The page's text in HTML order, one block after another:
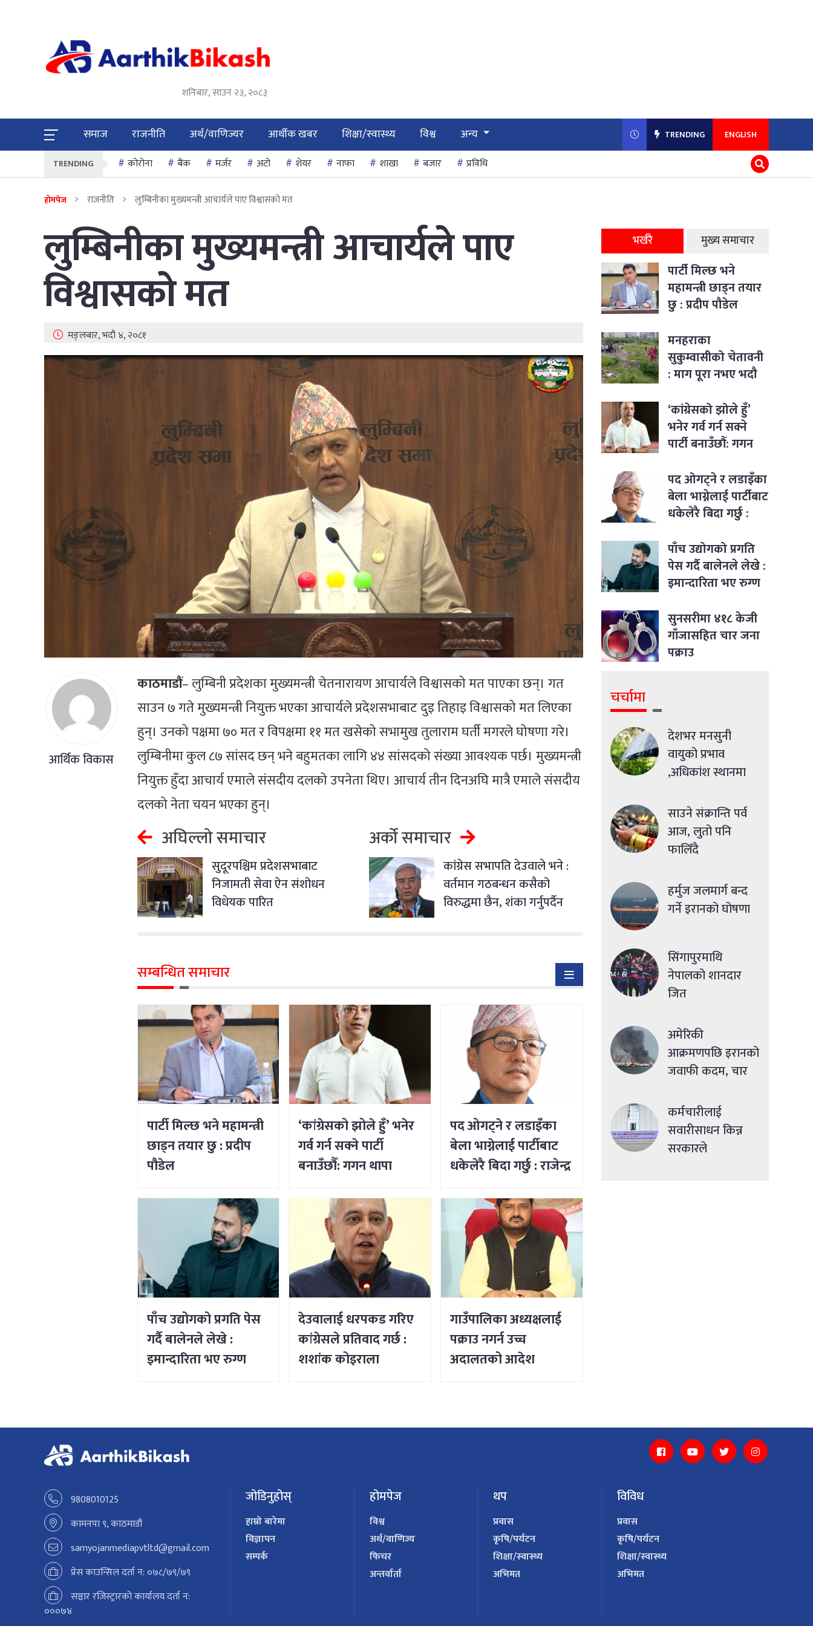
शनिबार, साउन २३, २०८३
समाज राजनीति अर्थ/वाणिज्यर आर्थीक खबर शिक्षा/स्वास्थ्य विश्व अन्य TRENDING ENGLISH
TRENDING कोरोना बैंक मर्जर अटो शेयर नाफा शाखा बजार प्रविधि
होमपेज राजनीति लुम्बिनीका मुख्यमन्त्री आचार्यले पाए विश्वासको मत
लुम्बिनीका मुख्यमन्त्री आचार्यले पाए
विश्वासको मत
मङ्लबार, भदौ ४, २०८१
आर्थिक विकास
काठमाडौं– लुम्बिनी प्रदेशका मुख्यमन्त्री चेतनारायण आचार्यले विश्वासको मत पाएका छन्। गत
साउन ७ गते मुख्यमन्त्री नियुक्त भएका आचार्यले प्रदेशसभाबाट दुइ तिहाइ विश्वासको मत लिएका
हुन्। उनको पक्षमा ७० मत र विपक्षमा ११ मत खसेको सभामुख तुलाराम घर्ती मगरले घोषणा गरे।
लुम्बिनीमा कुल ८७ सांसद छन् भने बहुमतका लागि ४४ सांसदको संख्या आवश्यक पर्छ। मुख्यमन्त्री
नियुक्त हुँदा आचार्य एमाले संसदीय दलको उपनेता थिए। आचार्य तीन दिनअघि मात्रै एमाले संसदीय
दलको नेता चयन भएका हुन्।
अघिल्लो समाचार
सुदूरपश्चिम प्रदेशसभाबाट
निजामती सेवा ऐन संशोधन
विधेयक पारित
अर्को समाचार
कांग्रेस सभापति देउवाले भने :
वर्तमान गठबन्धन कसैको
विरुद्धमा छैन, शंका गर्नुपर्दैन
सम्बन्धित समाचार
पार्टी मिल्छ भने महामन्त्री
छाड्न तयार छु : प्रदीप
पौडेल
‘कांग्रेसको झोले हुँ’ भनेर
गर्व गर्न सक्ने पार्टी
बनाउँछौँ: गगन थापा
पद ओगट्ने र लडाइँका
बेला भाग्नेलाई पार्टीबाट
धकेलेरै बिदा गर्छु : राजेन्द्र
पाँच उद्योगको प्रगति पेस
गर्दै बालेनले लेखे :
इमान्दारिता भए रुग्ण
देउवालाई धरपकड गरिए
कांग्रेसले प्रतिवाद गर्छ :
शशांक कोइराला
गाउँपालिका अध्यक्षलाई
पक्राउ नगर्न उच्च
अदालतको आदेश
भर्खरै मुख्य समाचार
पार्टी मिल्छ भने
महामन्त्री छाड्न तयार
छु : प्रदीप पौडेल
मनहराका
सुकुम्वासीको चेतावनी
: माग पूरा नभए भदौ
‘कांग्रेसको झोले हुँ’
भनेर गर्व गर्न सक्ने
पार्टी बनाउँछौँ: गगन
पद ओगट्ने र लडाइँका
बेला भाग्नेलाई पार्टीबाट
धकेलेरै बिदा गर्छु :
पाँच उद्योगको प्रगति
पेस गर्दै बालेनले लेखे :
इमान्दारिता भए रुग्ण
जीवन भर्न सकिने रहेछ
सुनसरीमा ४१८ केजी
गाँजासहित चार जना
पक्राउ
चर्चामा
देशभर मनसुनी
वायुको प्रभाव
,अधिकांश स्थानमा
साउने संक्रान्ति पर्व
आज, लुतो पनि
फालिँदै
हर्मुज जलमार्ग बन्द
गर्ने इरानको घोषणा
सिंगापुरमाथि
नेपालको शानदार
जित
अमेरिकी
आक्रमणपछि इरानको
जवाफी कदम, चार
कर्मचारीलाई
सवारीसाधन किन्न
सरकारले
9808010125
कामनपा ९, काठमाडौं
samyojanmediapvtltd@gmail.com
प्रेस काउन्सिल दर्ता न: ०७८/७९/७९
सञ्चार रजिस्ट्रारको कार्यालय दर्ता न:
०००७४
जोडिनुहोस्
हाम्रो बारेमा
विज्ञापन
सम्पर्क
होमपेज
विश्व
अर्थ/वाणिज्य
फिचर
अन्तर्वार्ता
थप
प्रवास
कृषि/पर्यटन
शिक्षा/स्वास्थ्य
अभिमत
विविध
प्रवास
कृषि/पर्यटन
शिक्षा/स्वास्थ्य
अभिमत